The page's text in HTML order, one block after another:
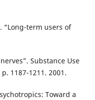
“Long-term users of
Substance Use
1187-1211. 2001.
Toward a